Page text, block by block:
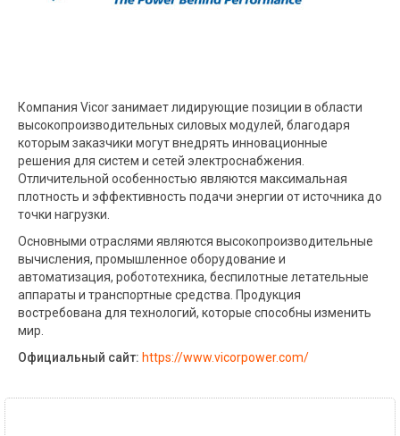
Компания Vicor занимает лидирующие позиции в области
высокопроизводительных силовых модулей, благодаря
которым заказчики могут внедрять инновационные
решения для систем и сетей электроснабжения.
Отличительной особенностью являются максимальная
плотность и эффективность подачи энергии от источника до
точки нагрузки.
Основными отраслями являются высокопроизводительные
вычисления, промышленное оборудование и
автоматизация, робототехника, беспилотные летательные
аппараты и транспортные средства. Продукция
востребована для технологий, которые способны изменить
мир.
Официальный сайт: https://www.vicorpower.com/